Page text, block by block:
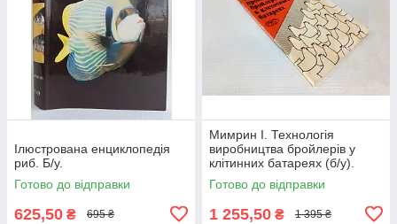
Ілюстрована енциклопедія
риб. Б/у.
Готово до відправки
625,50 ₴ 695 ₴
Мимрин І. Технологія
виробництва бройлерів у
клітинних батареях (б/у).
Готово до відправки
1 255,50 ₴ 1 395 ₴